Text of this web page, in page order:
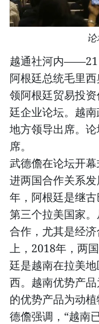
越通社河内——21
阿根廷总统毛里
领阿根廷贸易投
廷企业论坛。越
地方领导出席。
席。
武德儋在论坛开
进两国合作关系
年，阿根廷是继
第三个拉美国家
合作，尤其是经
上，2018年，两
廷是越南在拉美
西。越南优势产
的优势产品为动
德儋强调，“越南